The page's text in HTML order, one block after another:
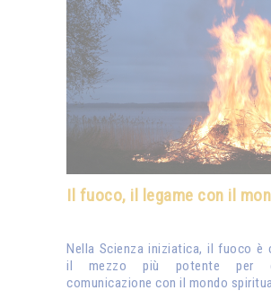
Il fuoco, il legame con il
Nella Scienza iniziatica, il fuoco è
il mezzo più potente per
comunicazione con il mondo